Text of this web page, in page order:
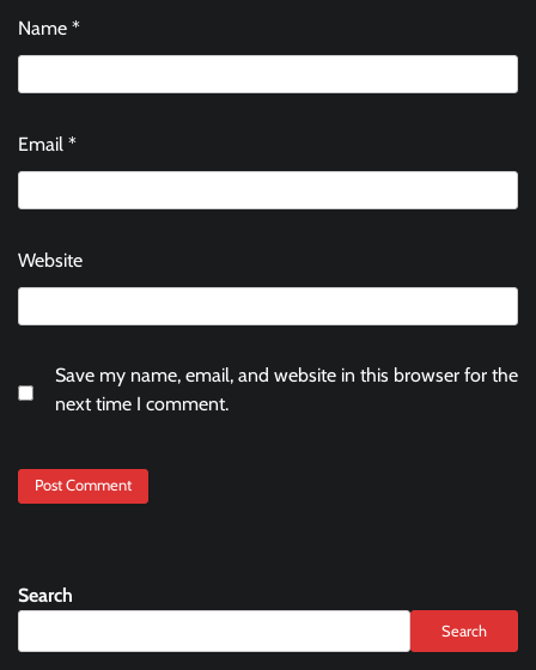
Name *
Email *
Website
Save my name, email, and website in this browser for the
next time I comment.
Search
Search